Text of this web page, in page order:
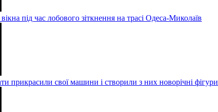
під час лобового зіткнення на трасі Одеса-Миколаїв
прикрасили свої машини і створили з них новорічні фігури